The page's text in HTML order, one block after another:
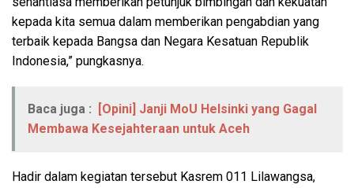
kepada kita semua dalam memberikan pengabdian yang
terbaik kepada Bangsa dan Negara Kesatuan Republik
Indonesia,” pungkasnya.
Baca juga :
[Opini] Janji MoU Helsinki yang Gagal
Membawa Kesejahteraan untuk Aceh
Hadir dalam kegiatan tersebut Kasrem 011 Lilawangsa,